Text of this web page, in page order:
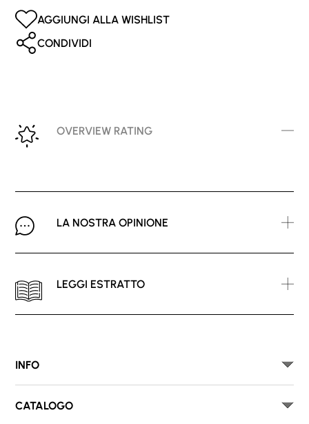
AGGIUNGI ALLA WISHLIST
CONDIVIDI
OVERVIEW RATING
LA NOSTRA OPINIONE
LEGGI ESTRATTO
INFO
CATALOGO